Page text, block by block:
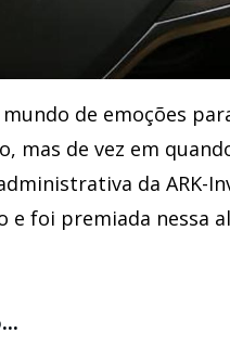
de emoções
mas de vez em
da ARK-
e foi premiada nessa